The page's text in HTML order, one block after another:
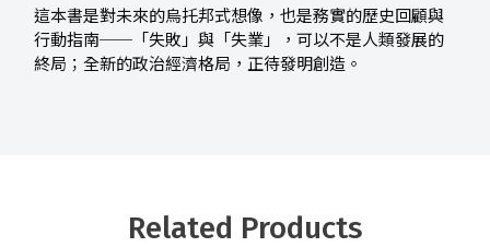
這本書是對未來的烏托邦式想像，也是務實的歷史回顧與
行動指南──「失敗」與「失業」，可以不是人類發展的
終局；全新的政治經濟格局，正待發明創造。
Related Products